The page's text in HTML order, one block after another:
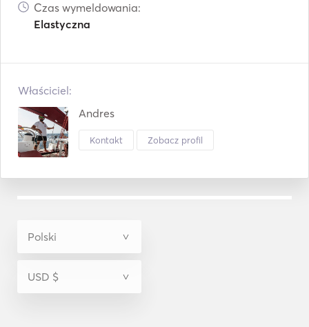
Czas wymeldowania:
Elastyczna
Właściciel:
Andres
Kontakt Zobacz profil